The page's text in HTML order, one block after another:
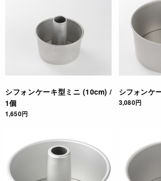
て型に沿うように力を加え、型の周り、円
る。底の部分も同様にナイフを差し入れ、一
ご利用方法
* はじめて使う時は、台所用洗剤をつけた柔
* 使用後は、洗剤をつけた柔らかいスポン
たオーブンに入れて、完全に乾燥させてか
い。
JANコード
4560267083100
シフォンケーキ型ミニ (10cm) /
1個
1,650円
シフォンケ
3,080円